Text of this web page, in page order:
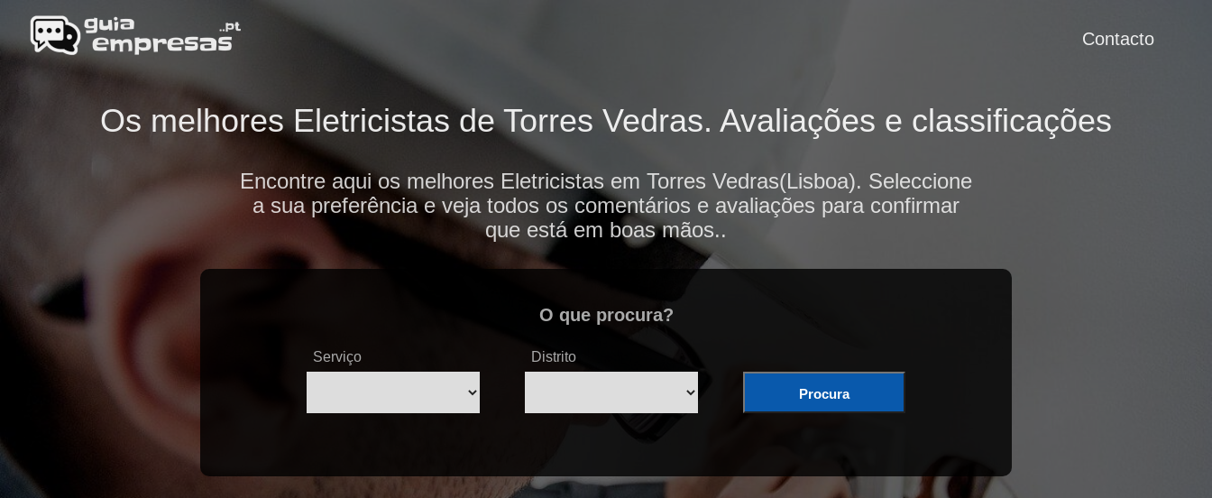
Contacto
Os melhores Eletricistas de Torres Vedras. Avaliações e classificações
Encontre aqui os melhores Eletricistas em Torres Vedras(Lisboa). Seleccione
a sua preferência e veja todos os comentários e avaliações para confirmar
que está em boas mãos..
O que procura?
Serviço Distrito
Procura